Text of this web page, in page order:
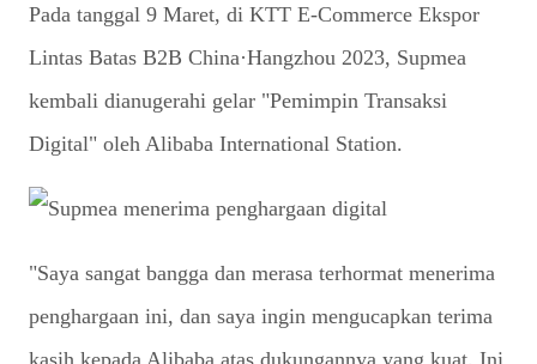
Pada tanggal 9 Maret, di KTT E-Commerce Ekspor
Lintas Batas B2B China·Hangzhou 2023, Supmea
kembali dianugerahi gelar "Pemimpin Transaksi
Digital" oleh Alibaba International Station.
"Saya sangat bangga dan merasa terhormat menerima
penghargaan ini, dan saya ingin mengucapkan terima
kasih kepada Alibaba atas dukungannya yang kuat. Ini